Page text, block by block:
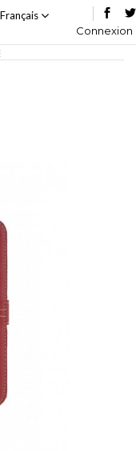
Français
Connexion